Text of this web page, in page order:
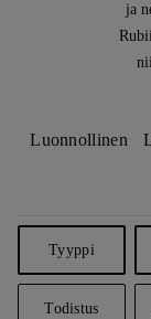
ja
Luonnollinen
Tyyppi
Todistus